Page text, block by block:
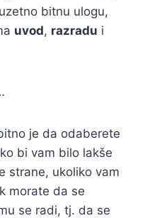
bitnu ulogu,
uvod, razradu i
je da odaberete
bi vam bilo lakše
strane, ukoliko vam
morate da se
se radi, tj. da se